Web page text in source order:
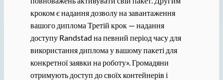
кроком є ​​надання дозволу на завантаження
вашого диплома Третій крок — надання
доступу Randstad на певний період часу для
використання диплома у вашому пакеті для
конкретної заявки на роботу». Громадяни
отримують доступ до своїх контейнерів і